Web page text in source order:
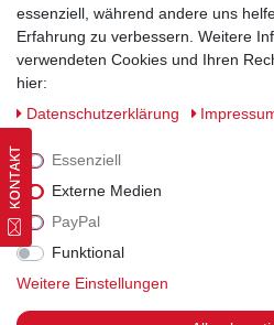
Widerrufsrecht |
essenziell, während andere uns
Erfahrung zu verbessern. Weitere
verwendeten Cookies und Ihren
hier:
Daten­schutz­erklärung
Essenziell
Externe Medien
PayPal
Funktional
Weitere Einstellungen